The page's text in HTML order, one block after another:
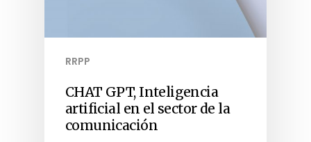
RRPP
CHAT GPT, Inteligencia
artificial en el sector de la
comunicación